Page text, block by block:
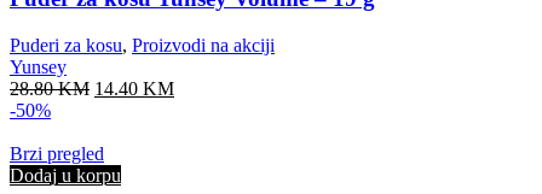
Puderi za kosu, Proizvodi na akciji
Yunsey
28.80KM Original
28.80 KM.
14.40 KMCurrent
-50%
Brzi pregled
Dodaj u korpu